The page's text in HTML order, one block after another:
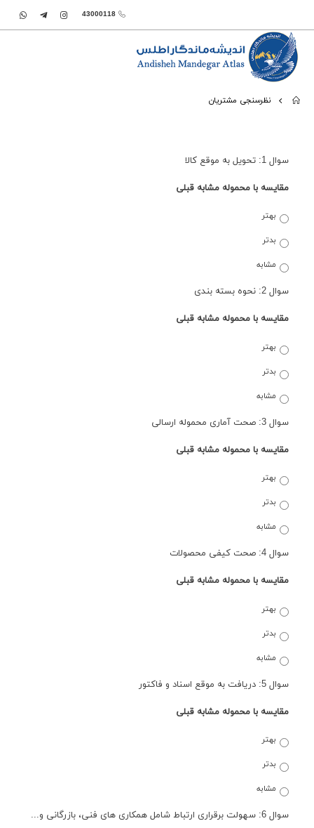
43000118
نظرسنجی مشتریان
سوال 1: تحویل به موقع کالا
مقایسه با محموله مشابه قبلی
بهتر
بدتر
مشابه
سوال 2: نحوه بسته بندی
مقایسه با محموله مشابه قبلی
بهتر
بدتر
مشابه
سوال 3: صحت آماری محموله ارسالی
مقایسه با محموله مشابه قبلی
بهتر
بدتر
مشابه
سوال 4: صحت کیفی محصولات
مقایسه با محموله مشابه قبلی
بهتر
بدتر
مشابه
سوال 5: دریافت به موقع اسناد و فاکتور
مقایسه با محموله مشابه قبلی
بهتر
بدتر
مشابه
سوال 6: سهولت برقراری ارتباط شامل همکاری های فنی، بازرگانی و...